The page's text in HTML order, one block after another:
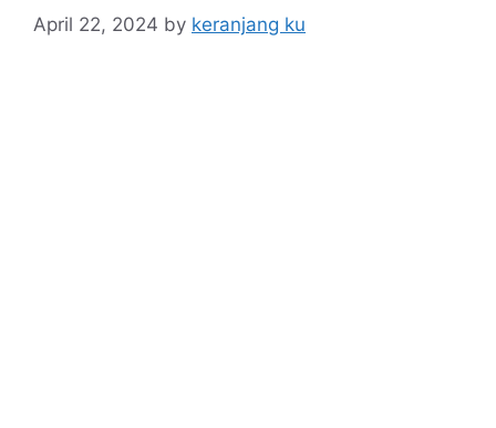
April 22, 2024 by keranjang ku